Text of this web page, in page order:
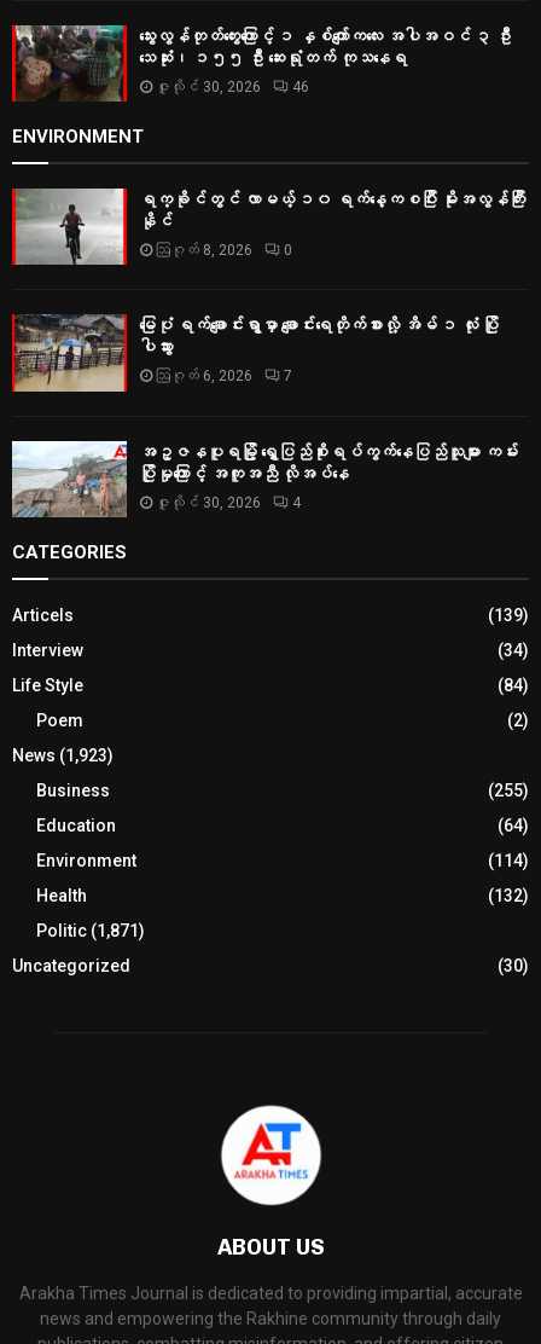
သွေးလွန်တုတ်ကွေးကြောင့် ၁ နှစ်ကျော်ကလေး အပါအဝင် ၃ ဦး
သေဆုံး၊ ၁၅၅ ဦး ဆေးရုံတက် ကုသနေရ
ဇူလိုင် 30, 2026 46
ENVIRONMENT
ရက္ခိုင်တွင် လာမယ့် ၁၀ ရက်နေ့ကစပြီး မိုးအလွန်ကြီး
နိုင်
ဩဂုတ် 8, 2026 0
မြေပုံ ရက်ချောင်းရွာမှာ ချောင်းရေတိုက်စားလို့ အိမ် ၁ လုံး ပြို
ပါသွား
ဩဂုတ် 6, 2026 7
အဥ္ဇနပူရမြို့ ရွှေပြည်စိုးရပ်ကွက်နေပြည်သူများ ကမ်း
ပြိုမှုကြောင့် အကူအညီ လိုအပ်နေ
ဇူလိုင် 30, 2026 4
CATEGORIES
Articels
(139)
Interview
(34)
Life Style
(84)
Poem
(2)
News (1,923)
Business
(255)
Education
(64)
Environment
(114)
Health
(132)
Politic (1,871)
Uncategorized
(30)
ABOUT US
Arakha Times Journal is dedicated to providing impartial, accurate
news and empowering the Rakhine community through daily